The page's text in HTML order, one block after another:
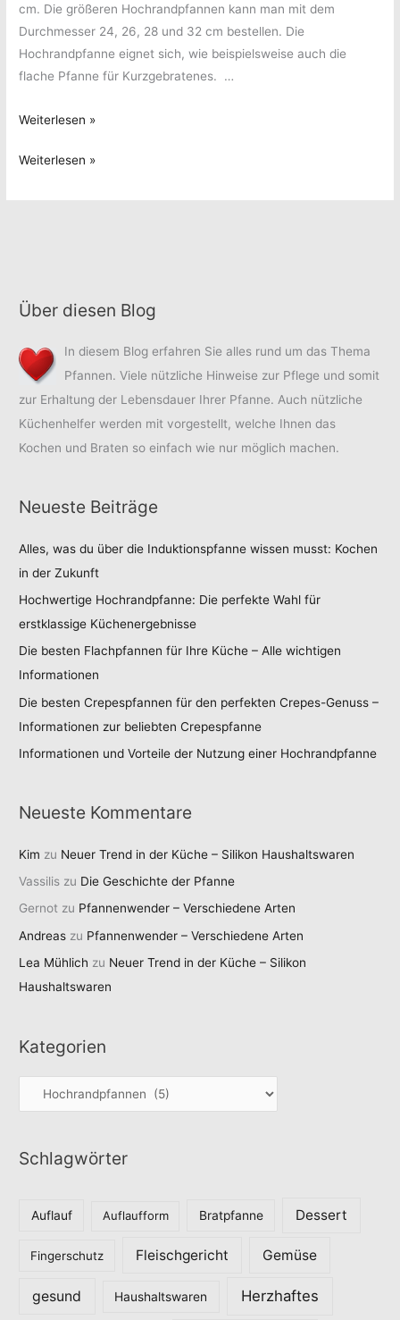
cm. Die größeren Hochrandpfannen kann man mit dem
Durchmesser 24, 26, 28 und 32 cm bestellen. Die
Hochrandpfanne eignet sich, wie beispielsweise auch die
flache Pfanne für Kurzgebratenes. …
Vielseitige
Weiterlesen »
Vielseitige
Weiterlesen »
Über diesen Blog
In diesem Blog erfahren Sie alles rund um das Thema
Pfannen. Viele nützliche Hinweise zur Pflege und somit
zur Erhaltung der Lebensdauer Ihrer Pfanne. Auch nützliche
Küchenhelfer werden mit vorgestellt, welche Ihnen das
Kochen und Braten so einfach wie nur möglich machen.
Neueste Beiträge
Alles, was du über die Induktionspfanne wissen musst: Kochen
in der Zukunft
Hochwertige Hochrandpfanne: Die perfekte Wahl für
erstklassige Küchenergebnisse
Die besten Flachpfannen für Ihre Küche – Alle wichtigen
Informationen
Die besten Crepespfannen für den perfekten Crepes-Genuss –
Informationen zur beliebten Crepespfanne
Informationen und Vorteile der Nutzung einer Hochrandpfanne
Neueste Kommentare
Kim zu Neuer Trend in der Küche – Silikon Haushaltswaren
Vassilis zu Die Geschichte der Pfanne
Gernot zu Pfannenwender – Verschiedene Arten
Andreas zu Pfannenwender – Verschiedene Arten
Lea Mühlich zu Neuer Trend in der Küche – Silikon
Haushaltswaren
Kategorien
a
e
Schlagwörter
Auflauf Auflaufform Bratpfanne Dessert
Fingerschutz Fleischgericht Gemüse
gesund Haushaltswaren Herzhaftes